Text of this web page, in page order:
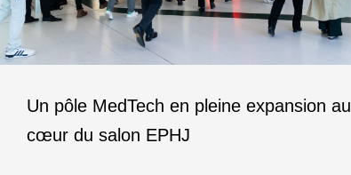
Un pôle MedTech en pleine expansion au
cœur du salon EPHJ